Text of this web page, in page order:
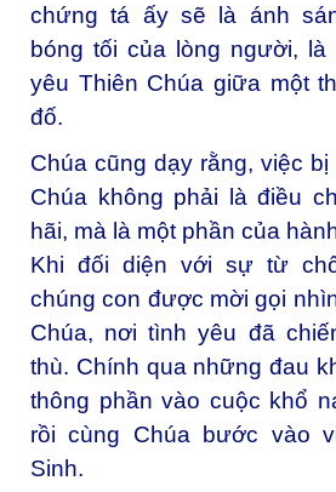
chứng tá ấy sẽ là ánh
bóng tối của lòng người,
yêu Thiên Chúa giữa một
đố.
Chúa cũng dạy rằng, việc
Chúa không phải là điều
hãi, mà là một phần của
Khi đối diện với sự từ
chúng con được mời gọi
Chúa, nơi tình yêu đã
thù. Chính qua những đau
thông phần vào cuộc khổ
rồi cùng Chúa bước vào
Sinh.